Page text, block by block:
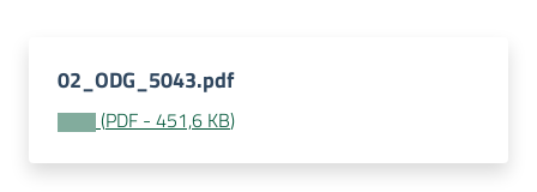
02_ODG_5043.pdf
(PDF - 451,6 KB)